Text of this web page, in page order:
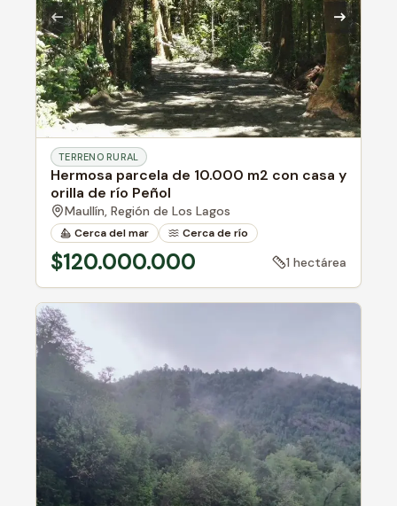
TERRENO RURAL
Hermosa parcela de 10.000 m2 con casa y
orilla de río Peñol
Maullín, Región de Los Lagos
Cerca del mar
Cerca de río
Bosque nativo
$120.000.000 1 hectárea